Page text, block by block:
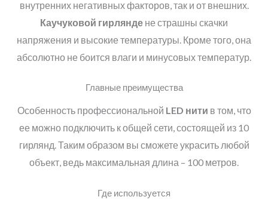
внутренних негативных факторов, так и от внешних.
Каучуковой гирлянде не страшны скачки
напряжения и высокие температуры. Кроме того, она
абсолютно не боится влаги и минусовых температур.
Главные преимущества
Особенность профессиональной LED нити в том, что
ее можно подключить к общей сети, состоящей из 10
гирлянд. Таким образом вы сможете украсить любой
объект, ведь максимальная длина – 100 метров.
Где используется